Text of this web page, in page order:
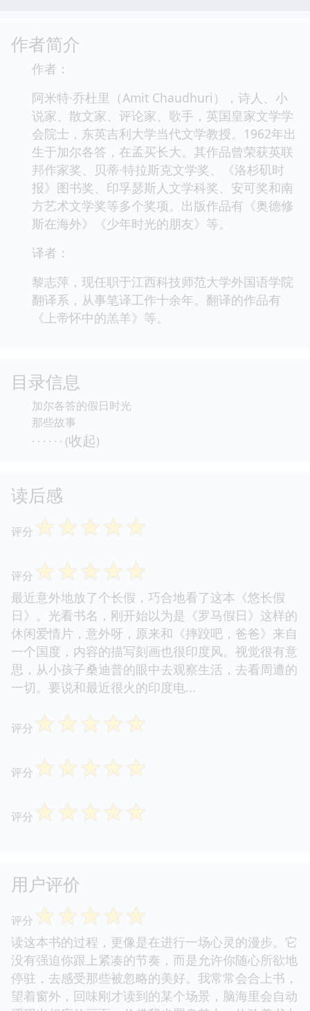
作者简介
作者：
阿米特·乔杜里（Amit Chaudhuri），诗人、小
说家、散文家、评论家、歌手，英国皇家文学学
会院士，东英吉利大学当代文学教授。1962年出
生于加尔各答，在孟买长大。其作品曾荣获英联
邦作家奖、贝蒂·特拉斯克文学奖、《洛杉矶时
报》图书奖、印孚瑟斯人文学科奖、安可奖和南
方艺术文学奖等多个奖项。出版作品有《奥德修
斯在海外》《少年时光的朋友》等。
译者：
黎志萍，现任职于江西科技师范大学外国语学院
翻译系，从事笔译工作十余年。翻译的作品有
《上帝怀中的羔羊》等。
目录信息
加尔各答的假日时光
那些故事
· · · · · · (收起)
读后感
评分 ☆☆☆☆☆
评分 ☆☆☆☆☆
最近意外地放了个长假，巧合地看了这本《悠长假
日》。光看书名，刚开始以为是《罗马假日》这样的
休闲爱情片，意外呀，原来和《摔跤吧，爸爸》来自
一个国度，内容的描写刻画也很印度风。视觉很有意
思，从小孩子桑迪普的眼中去观察生活，去看周遭的
一切。要说和最近很火的印度电...
评分 ☆☆☆☆☆
评分 ☆☆☆☆☆
评分 ☆☆☆☆☆
用户评价
评分 ☆☆☆☆☆
读这本书的过程，更像是在进行一场心灵的漫步。它
没有强迫你跟上紧凑的节奏，而是允许你随心所欲地
停驻，去感受那些被忽略的美好。我常常会合上书，
望着窗外，回味刚才读到的某个场景，脑海里会自动